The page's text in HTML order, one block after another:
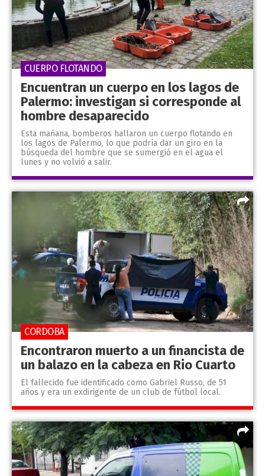
Encuentran un cuerpo en los lagos de
Palermo: investigan si corresponde al
hombre desaparecido
Esta mañana, bomberos hallaron un cuerpo flotando en
los lagos de Palermo, lo que podría dar un giro en la
búsqueda del hombre que se sumergió en el agua el
lunes y no volvió a salir.
CUERPO FLOTANDO
Encontraron muerto a un financista de
un balazo en la cabeza en Rio Cuarto
El fallecido fue identificado como Gabriel Russo, de 51
años y era un exdirigente de un club de fútbol local.
CORDOBA